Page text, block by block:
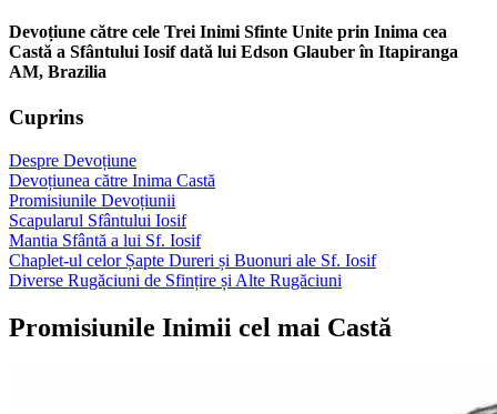
Devoțiune către cele Trei Inimi Sfinte Unite prin Inima cea
Castă a Sfântului Iosif dată lui Edson Glauber în Itapiranga
AM, Brazilia
Cuprins
Despre Devoțiune
Devoțiunea către Inima Castă
Promisiunile Devoțiunii
Scapularul Sfântului Iosif
Mantia Sfântă a lui Sf. Iosif
Chaplet-ul celor Șapte Dureri și Buonuri ale Sf. Iosif
Diverse Rugăciuni de Sfințire și Alte Rugăciuni
Promisiunile Inimii cel mai Castă